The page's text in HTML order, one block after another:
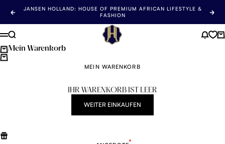
Zurück
JANSEN HOLLAND: HOUSE OF PREMIUM AFRICAN LIFESTYLE &
FASHION
Als
Jansen Holland
Menü
Suchen
Mein Warenkorb
MEIN WARENKORB
IHR WARENKORB IST LEER
WEITER EINKAUFEN